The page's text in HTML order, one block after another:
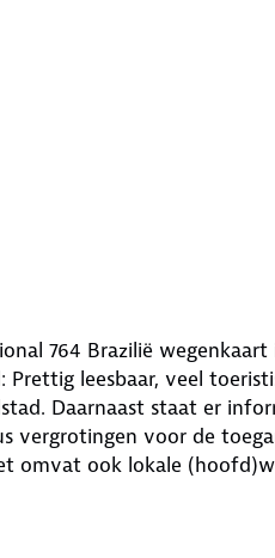
764 Brazilië
Prettig leesbaar, veel
Daarnaast staat er
vergrotingen voor de
omvat ook lokale